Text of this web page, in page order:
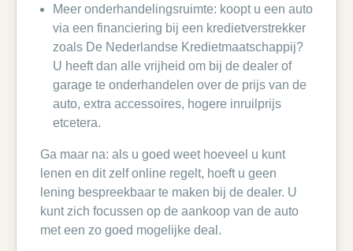
Meer onderhandelingsruimte: koopt u een auto
via een financiering bij een kredietverstrekker
zoals De Nederlandse Kredietmaatschappij?
U heeft dan alle vrijheid om bij de dealer of
garage te onderhandelen over de prijs van de
auto, extra accessoires, hogere inruilprijs
etcetera.
Ga maar na: als u goed weet hoeveel u kunt
lenen en dit zelf online regelt, hoeft u geen
lening bespreekbaar te maken bij de dealer. U
kunt zich focussen op de aankoop van de auto
met een zo goed mogelijke deal.